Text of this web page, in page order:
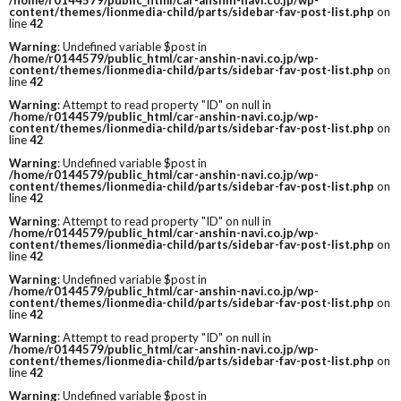
content/themes/lionmedia-child/parts/sidebar-fav-post-list.php on
line42
Warning: Undefined variable $post in
/home/r0144579/public_html/car-anshin-navi.co.jp/wp-
content/themes/lionmedia-child/parts/sidebar-fav-post-list.php on
line42
Warning: Attempt to read property "ID" on null in
/home/r0144579/public_html/car-anshin-navi.co.jp/wp-
content/themes/lionmedia-child/parts/sidebar-fav-post-list.php on
line42
Warning: Undefined variable $post in
/home/r0144579/public_html/car-anshin-navi.co.jp/wp-
content/themes/lionmedia-child/parts/sidebar-fav-post-list.php on
line42
Warning: Attempt to read property "ID" on null in
/home/r0144579/public_html/car-anshin-navi.co.jp/wp-
content/themes/lionmedia-child/parts/sidebar-fav-post-list.php on
line42
Warning: Undefined variable $post in
/home/r0144579/public_html/car-anshin-navi.co.jp/wp-
content/themes/lionmedia-child/parts/sidebar-fav-post-list.php on
line42
Warning: Attempt to read property "ID" on null in
/home/r0144579/public_html/car-anshin-navi.co.jp/wp-
content/themes/lionmedia-child/parts/sidebar-fav-post-list.php on
line42
Warning: Undefined variable $post in